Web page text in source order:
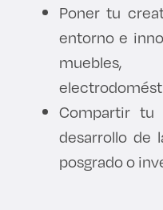
Poner tu
entorno e
Compartir
desarrollo de
posgrado o